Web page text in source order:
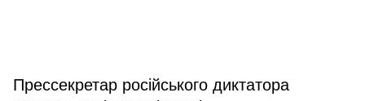
Прессекретар російського диктатора